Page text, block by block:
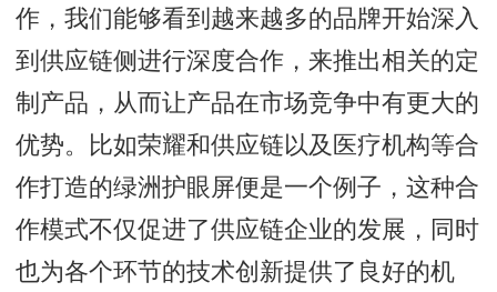
作，我们能够看到越来越多的品牌开始深入
到供应链侧进行深度合作，来推出相关的定
制产品，从而让产品在市场竞争中有更大的
优势。比如荣耀和供应链以及医疗机构等合
作打造的绿洲护眼屏便是一个例子，这种合
作模式不仅促进了供应链企业的发展，同时
也为各个环节的技术创新提供了良好的机